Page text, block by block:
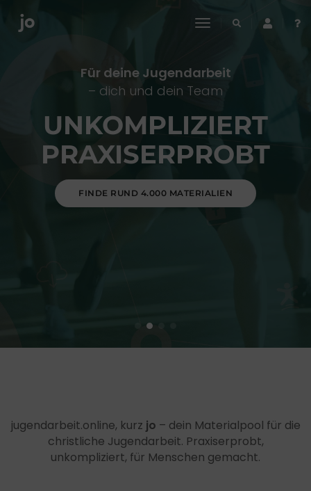
toggle
Für deine Jugendarbeit
– dich und dein Team
UNKOMPLIZIERT
PRAXISERPROBT
FINDE RUND 4.000 MATERIALIEN
jugendarbeit.online, kurz jo – dein Materialpool für die
christliche Jugendarbeit. Praxiserprobt,
unkompliziert, für Menschen gemacht.